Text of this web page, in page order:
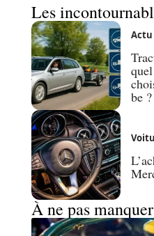
Les
Actu
be ?
À ne pas manquer